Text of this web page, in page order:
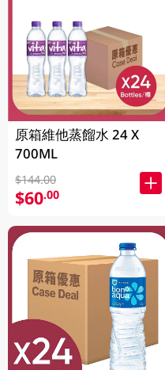
原箱維他蒸餾水 24 X
700ML
$144.00
$60.00